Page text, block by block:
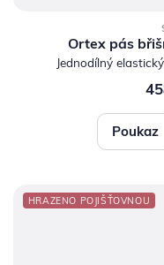
Ortex pás
Jednodílný
Poukaz
HRAZENO POJIŠŤOVNOU